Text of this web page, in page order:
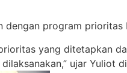
program prioritas
yang ditetapkan
ujar Yuliot